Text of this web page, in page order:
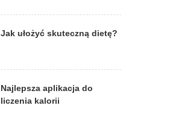
Jak ułożyć skuteczną dietę?
Najlepsza aplikacja do
liczenia kalorii